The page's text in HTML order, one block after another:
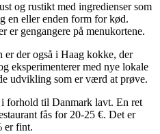
og rustikt med ingredienser som
en eller enden form for kød.
er gengangere på menukortene.
er der også i Haag kokke, der
eksperimenterer med nye lokale
udvikling som er værd at prøve.
i forhold til Danmark lavt. En ret
fås for 20-25 €. Det er
er fint.